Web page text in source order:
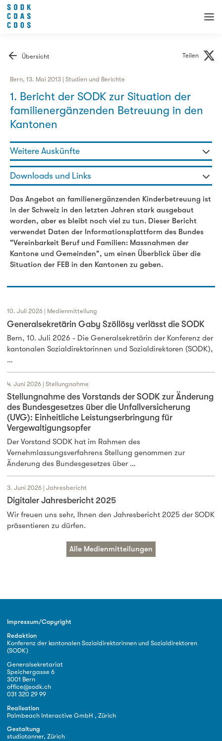
Übersicht Teilen
Bern, 13. Mai 2013 | Studien und Berichte
1. Bericht der SODK zur Situation der
familienergänzenden Betreuung in den
Kantonen
Weitere Auskünfte
Martin Allemann - Fachbereichsleiter
031 320 29 97
Downloads und Links
1. Bericht der SODK zur Situation der familienergänzenden
Betreuung in den Kantonen
Das Angebot an familienergänzenden Kinderbetreuung ist
in der Schweiz in den letzten Jahren stark ausgebaut
worden, aber es bleibt noch viel zu tun. Dieser Bericht
verwendet Daten der Informationsplattform des Bundes
"Vereinbarkeit Beruf und Familien: Massnahmen der
Kantone und Gemeinden", um einen Überblick über die
Situation der FEB in den Kantonen zu geben.
10. Juli 2026 | Medienmitteilung
Generalsekretärin Gaby Szöllösy verlässt die SODK
Bern, 10. Juli 2026 - Die Generalsekretärin der Konferenz der
kantonalen Sozialdirektorinnen und Sozialdirektoren (SODK),
…
4. Juni 2026 | Stellungnahme
Stellungnahme des Vorstands der SODK zur Änderung
des Bundesgesetzes über die Unfallversicherung
(UVG): Einheitliche Leistungserbringung für
Vergewaltigungsopfer
Der Vorstand SODK hat im Rahmen des
Vernehmlassungsverfahrens Stellung genommen zur
Änderung des Bundesgesetzes über …
3. Juni 2026 | Jahresbericht
Digitaler Jahresbericht 2025
Wir freuen uns sehr, Ihnen den Jahresbericht 2025 der SODK
präsentieren zu dürfen.
Alle Medienmitteilungen
Impressum/Copyright
Redaktion
Konferenz der kantonalen Sozialdirektorinnen und Sozialdirektoren
(SODK)
Generalsekretariat
Speichergasse 6
3001 Bern
office@sodk.ch
031 320 29 99
Realisation
Palmbeach Interactive GmbH , Zürich
Gestaltung
studiotanner, Zürich